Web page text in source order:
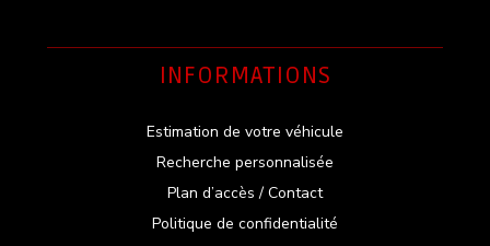
INFORMATIONS
Estimation de votre véhicule
Recherche personnalisée
Plan d’accès / Contact
Politique de confidentialité